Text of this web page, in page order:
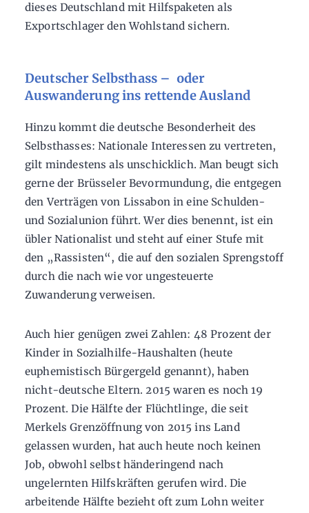
dieses Deutschland mit Hilfspaketen als
Exportschlager den Wohlstand sichern.
Deutscher Selbsthass – oder
Auswanderung ins rettende Ausland
Hinzu kommt die deutsche Besonderheit des
Selbsthasses: Nationale Interessen zu vertreten,
gilt mindestens als unschicklich. Man beugt sich
gerne der Brüsseler Bevormundung, die entgegen
den Verträgen von Lissabon in eine Schulden-
und Sozialunion führt. Wer dies benennt, ist ein
übler Nationalist und steht auf einer Stufe mit
den „Rassisten“, die auf den sozialen Sprengstoff
durch die nach wie vor ungesteuerte
Zuwanderung verweisen.
Auch hier genügen zwei Zahlen: 48 Prozent der
Kinder in Sozialhilfe-Haushalten (heute
euphemistisch Bürgergeld genannt), haben
nicht-deutsche Eltern. 2015 waren es noch 19
Prozent. Die Hälfte der Flüchtlinge, die seit
Merkels Grenzöffnung von 2015 ins Land
gelassen wurden, hat auch heute noch keinen
Job, obwohl selbst händeringend nach
ungelernten Hilfskräften gerufen wird. Die
arbeitende Hälfte bezieht oft zum Lohn weiter